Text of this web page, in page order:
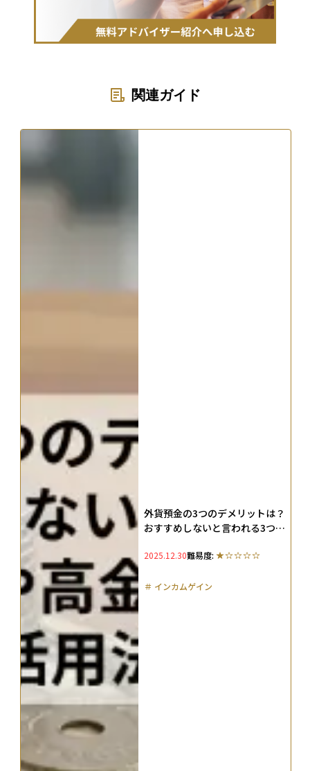
関連ガイド
外貨預金の3つのデメリットは？
おすすめしないと言われる3つの
リット・活用法も徹底解説
2025.12.30難易度:
＃ インカムゲイン